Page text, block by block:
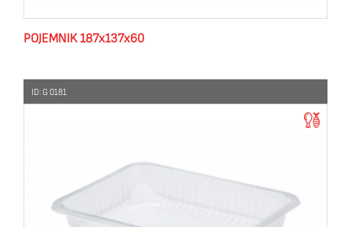
POJEMNIK 187x137x60
ID: G 0181